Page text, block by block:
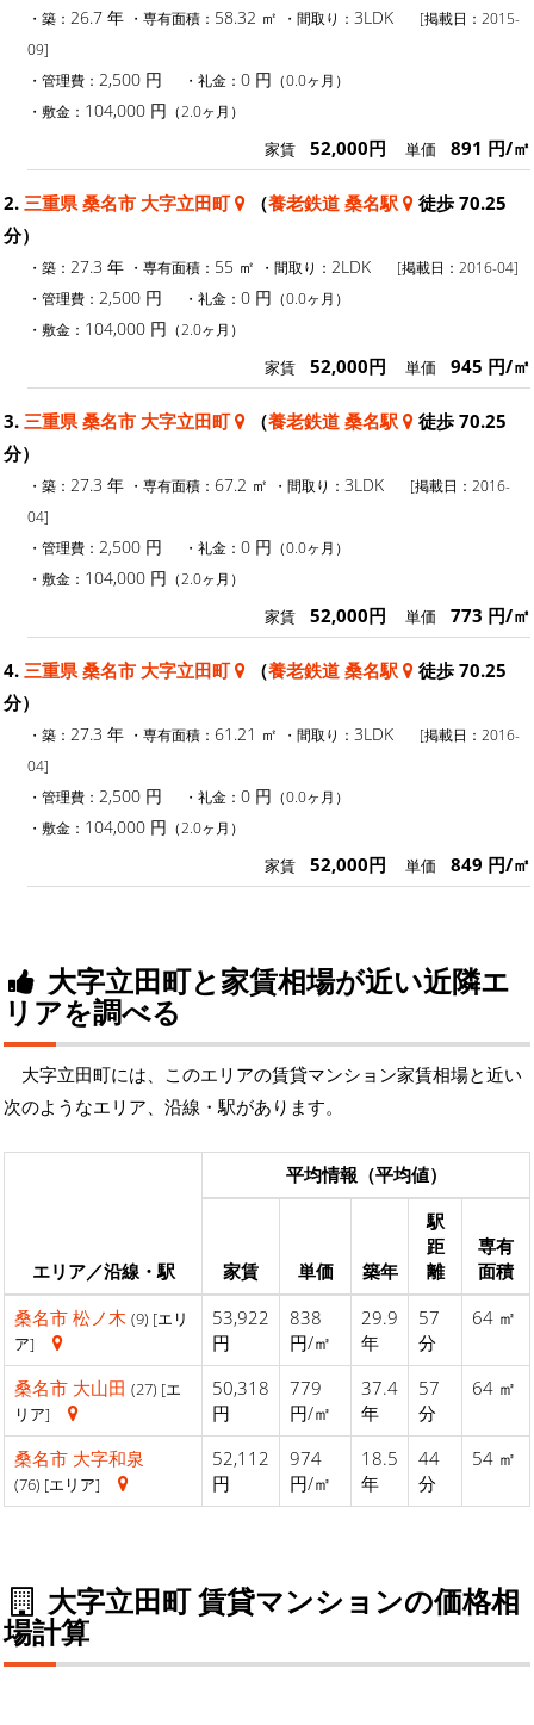
・築： 26.7 年 ・専有面積： 58.32 ㎡ ・間取り： 3LDK
[掲載日：2015-
09]
・管理費： 2,500 円 ・礼金： 0 円 （0.0ヶ月）
・敷金： 104,000 円 （2.0ヶ月）
家賃 52,000円 単価 891 円/㎡
2. 三重県 桑名市 大字立田町 （養老鉄道 桑名駅
徒歩 70.25
分）
・築： 27.3 年 ・専有面積： 55 ㎡ ・間取り： 2LDK
[掲載日：2016-04]
・管理費： 2,500 円 ・礼金： 0 円 （0.0ヶ月）
・敷金： 104,000 円 （2.0ヶ月）
家賃 52,000円 単価 945 円/㎡
3. 三重県 桑名市 大字立田町 （養老鉄道 桑名駅
徒歩 70.25
分）
・築： 27.3 年 ・専有面積： 67.2 ㎡ ・間取り： 3LDK
[掲載日：2016-
04]
・管理費： 2,500 円 ・礼金： 0 円 （0.0ヶ月）
・敷金： 104,000 円 （2.0ヶ月）
家賃 52,000円 単価 773 円/㎡
4. 三重県 桑名市 大字立田町 （養老鉄道 桑名駅
徒歩 70.25
分）
・築： 27.3 年 ・専有面積： 61.21 ㎡ ・間取り： 3LDK
[掲載日：2016-
04]
・管理費： 2,500 円 ・礼金： 0 円 （0.0ヶ月）
・敷金： 104,000 円 （2.0ヶ月）
家賃 52,000円 単価 849 円/㎡
大字立田町と家賃相場が近い近隣エ
リアを調べる
大字立田町には、このエリアの賃貸マンション家賃相場と近い
次のようなエリア、沿線・駅があります。
エリア／沿線・駅
平均情報（平均値）
家賃 単価 築年
駅
距
離
専有
面積
桑名市 松ノ木 (9) [エリ
ア]
53,922
円
838
円/㎡
29.9
年
57
分
64 ㎡
桑名市 大山田 (27) [エ
リア]
50,318
円
779
円/㎡
37.4
年
57
分
64 ㎡
桑名市 大字和泉
(76) [エリア]
52,112
円
974
円/㎡
18.5
年
44
分
54 ㎡
大字立田町 賃貸マンションの価格相
場計算